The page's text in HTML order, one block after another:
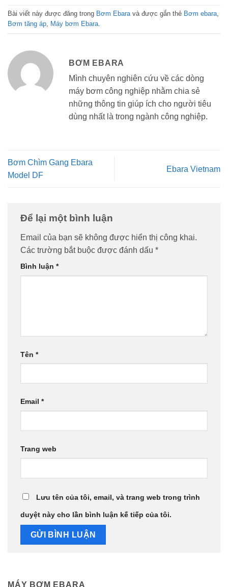
Bài viết này được đăng trong Bơm Ebaravà được gắn thẻ Bơm ebara,
Bơm tăng áp, Máy bơm Ebara.
BƠM EBARA
Mình chuyên nghiên cứu về các dòng
máy bơm công nghiệp nhằm chia sẻ
những thông tin giúp ích cho người tiêu
dùng nhất là trong ngành công nghiệp.
Bơm Chìm Gang Ebara
Model DF
Ebara Vietnam
Để lại một bình luận
Email của bạn sẽ không được hiển thị công khai.
Các trường bắt buộc được đánh dấu *
Bình luận *
Tên *
Email *
Trang web
Lưu tên của tôi, email, và trang web trong trình
duyệt này cho lần bình luận kế tiếp của tôi.
MÁY BƠM EBARA